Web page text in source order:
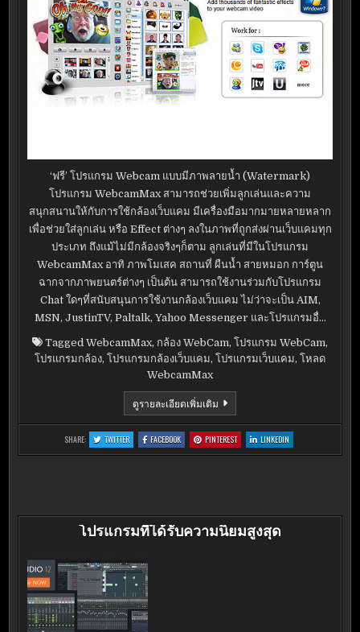
‘ฟรี’ โปรแกรม Webcam แบบมีภาพลายน้ำ (Watermark)
โปรแกรม WebcamMax สามารถช่วยเพิ่มลูกเล่นและความ
สนุกสนานให้กับการใช้กล้องเว็บแคม มีเครื่องมือมากมายหลายหลาก
เพื่อช่วยใส่ลูกเล่น หรือ Effect ต่างๆ ลงในภาพที่ถูกส่งผ่านเว็บแคมทุก
ประเภท ถึงแม้ไม่มีกล้องจริงๆก็ตาม ลูกเล่นที่มีในโปรแกรม
WebcamMax อาทิ ภาพโมเสค สถานที่ ผืนน้ำ สายหมอก การ์ตูน
ฉากจากภาพยนตร์ต่างๆ เป็นต้น สามารถใช้งานร่วมกับโปรแกรม
Chat ใดๆที่สนับสนุนการใช้งานกล้องเว็บแคม ไม่ว่าจะเป็น AIM,
MSN, JustinTV, Paltalk, Yahoo Messenger และโปรแกรมอื่…
Tagged WebcamMax, กล้อง WebCam, โปรแกรม WebCam,
โปรแกรมกล้อง, โปรแกรมกล้องเว็บแคม, โปรแกรมเว็บแคม, โหลด
WebcamMax
ดูรายละเอียดเพิ่มเติม WEBCAMMAX
7.9.3.8
SHARE: TWITTER:
WEBCAMMAX
7.9.3.8
FACEBOOK:
WEBCAMMAX
7.9.3.8
PINTEREST:
WEBCAMMAX
7.9.3.8
LINKEDIN:
WEBCAMMAX
7.9.3.8
โปรแกรมที่ได้รับความนิยมสูงสุด